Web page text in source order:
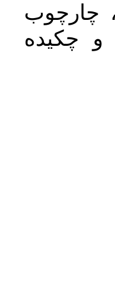
چارچوب
و چکیده